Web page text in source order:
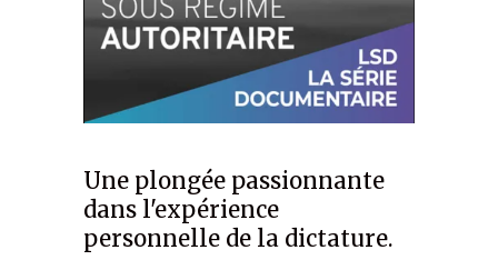
Une plongée passionnante
dans l'expérience
personnelle de la dictature.